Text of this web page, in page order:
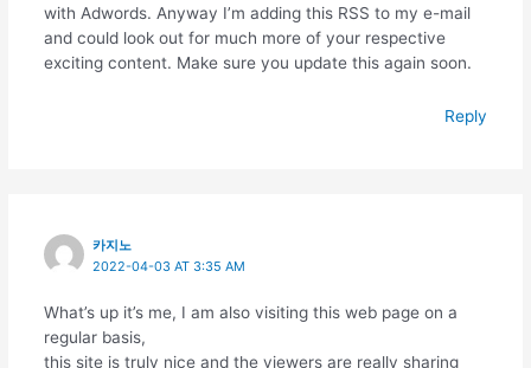
with Adwords. Anyway I’m adding this RSS to my e-mail
and could look out for much more of your respective
exciting content. Make sure you update this again soon.
Reply
카지노
2022-04-03 AT 3:35 AM
What’s up it’s me, I am also visiting this web page on a
regular basis,
this site is truly nice and the viewers are really sharing